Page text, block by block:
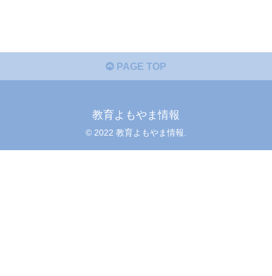
PAGE TOP
教育よもやま情報
© 2022 教育よもやま情報.